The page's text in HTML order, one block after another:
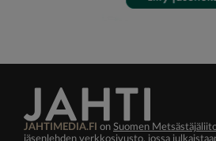
JAHTIMEDIA.FI on Suomen
jäsenlehden verkkosivusto, jossa